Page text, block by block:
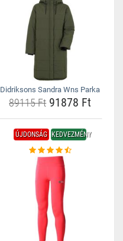
Didriksons Sandra Wns Parka
89115 Ft91878 Ft
ÚJDONSÁG KEDVEZMÉNY